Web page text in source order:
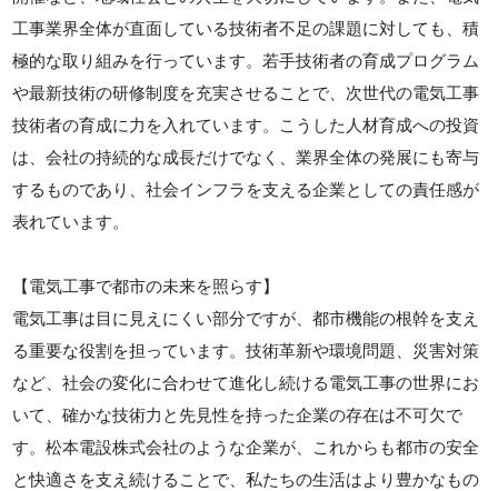
工事業界全体が直面している技術者不足の課題に対しても、積
極的な取り組みを行っています。若手技術者の育成プログラム
や最新技術の研修制度を充実させることで、次世代の電気工事
技術者の育成に力を入れています。こうした人材育成への投資
は、会社の持続的な成長だけでなく、業界全体の発展にも寄与
するものであり、社会インフラを支える企業としての責任感が
表れています。
【電気工事で都市の未来を照らす】
電気工事は目に見えにくい部分ですが、都市機能の根幹を支え
る重要な役割を担っています。技術革新や環境問題、災害対策
など、社会の変化に合わせて進化し続ける電気工事の世界にお
いて、確かな技術力と先見性を持った企業の存在は不可欠で
す。松本電設株式会社のような企業が、これからも都市の安全
と快適さを支え続けることで、私たちの生活はより豊かなもの